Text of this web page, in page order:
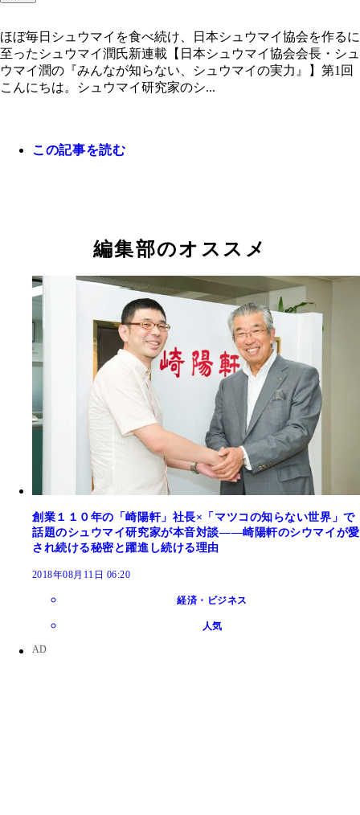
2028年に誕生100周年を迎える「昔ながらのシウマ
実は当時のシュウマイの常識を変えるかなり挑戦
ュウマイだった。ちなみに崎陽軒は、「シュウマ
「シウマイ」と表記する（写真提供／崎陽軒）
ビーガン、ベジタリアンでも食べられる「野菜で
お弁当」。現在は一時販売休止中（写真提供／崎
昨年販売した「シウマイ弁当ダウンマフラー」（
供／崎陽軒）
ほぼ毎日シュウマイを食べ続け、日本シュウマイ協会を作るに
至ったシュウマイ潤氏新連載【日本シュウマイ協会会長・シュ
ウマイ潤の『みんなが知らない、シュウマイの実力』】第1回
こんにちは。シュウマイ研究家のシ...
この記事を読む
編集部のオススメ
創業１１０年の「崎陽軒」社長×「マツコの知らない世界」で
話題のシュウマイ研究家が本音対談――崎陽軒のシウマイが愛
され続ける秘密と躍進し続ける理由
2018年08月11日 06:20
経済・ビジネス
人気